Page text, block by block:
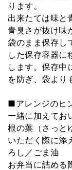
ります。
出来たては味と
青臭さが抜け味
袋のまま保存し
した保存容器に
します。保存中
を防ぎ、袋より
■アレンジのヒ
一緒に加えてお
根の葉（さっと
いただく際に添
ろし／ごま油
お弁当に詰める